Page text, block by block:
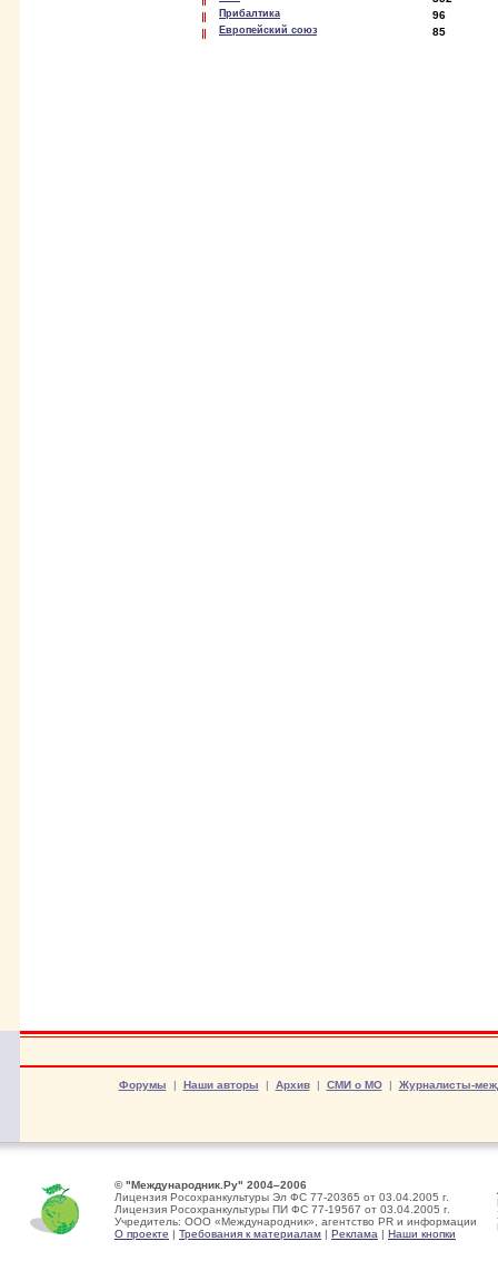
Прибалтика 96
Европейский союз 85
Форумы | Наши авторы | Архив| СМИ о МО| Журналисты-
© "Международник.Ру" 2004–2006
Лицензия Росохранкультуры Эл ФС 77-20365 от 03.04.2005 г.
Лицензия Росохранкультуры ПИ ФС 77-19567 от 03.04.2005 г.
Учредитель: ООО «Международник», агентство PR и информации
О проекте | Требования к материалам | Реклама | Наши кнопки